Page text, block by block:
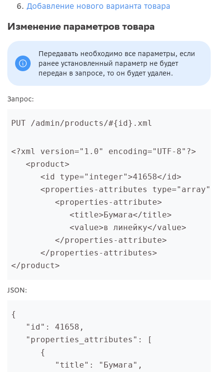
Добавление нового варианта товара
Изменение параметров товара
Передавать необходимо все параметры, если
ранее установленный параметр не будет
передан в запросе, то он будет удален.
Запрос:
PUT /admin/products/#{id}.xml
<?xml version="1.0" encoding="UTF-8"?>
   <product>
      <id type="integer">41658</id>
      <properties-attributes type="array">
         <properties-attribute>
            <title>Бумага</title>
            <value>в линейку</value>
         </properties-attribute>
      </properties-attributes>
</product>
JSON:
{
   "id": 41658,
   "properties_attributes": [
      {
         "title": "Бумага",